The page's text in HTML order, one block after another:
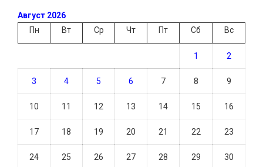
Август 2026
Пн
Вт Ср Чт Пт Сб Вс
1 2
3 4 5 6 7 8 9
10 11 12 13 14 15 16
17 18 19 20 21 22 23
24 25 26 27 28 29 30